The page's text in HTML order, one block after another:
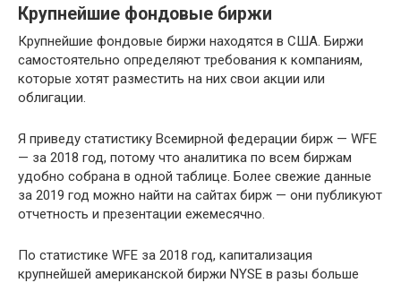
Крупнейшие фондовые биржи
Крупнейшие фондовые биржи находятся в США. Биржи
самостоятельно определяют требования к компаниям,
которые хотят разместить на них свои акции или
облигации.
Я приведу статистику Всемирной федерации бирж — WFE
— за 2018 год, потому что аналитика по всем биржам
удобно собрана в одной таблице. Более свежие данные
за 2019 год можно найти на сайтах бирж — они публикуют
отчетность и презентации ежемесячно.
По статистике WFE за 2018 год, капитализация
крупнейшей американской биржи NYSE в разы больше